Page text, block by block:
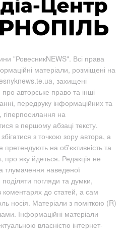
"РовесникNEWS". Всі права
матеріали, розміщені на
захищені
авторське право та інші
передруку інформаційних та
гіперпосилання на
в першому абзаці тексту.
з точкою зору автора, а
претендують на об'єктивність та
про яку йдеться. Редакція не
тлумачення наведеної
погляди та думки,
коментарях до статей, а сам
носія. Матеріали з поміткою (R)
Інформаційні матеріали
власністю інтернет-